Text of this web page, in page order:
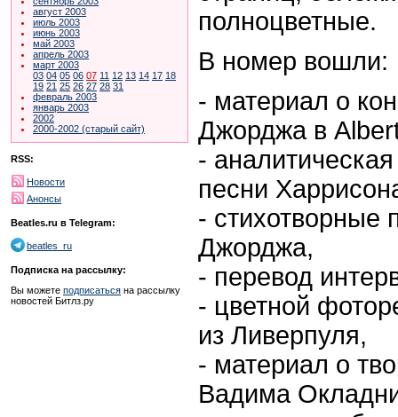
август 2003
июль 2003
июнь 2003
май 2003
апрель 2003
март 2003
03 04 05 06 07 11 12 13 14 17 18
19 21 25 26 27 28 31
февраль 2003
январь 2003
2002
2000-2002 (старый сайт)
RSS:
Новости
Анонсы
Beatles.ru в Telegram:
beatles_ru
Подписка на рассылку:
Вы можете подписаться на рассылку
новостей Битлз.ру
полноцветные.
В номер вошли:
- материал о
Джорджа в
-
песни
- стихотворные
Джорджа,
- перевод
- цветной
из Ливерпуля,
- материал о
Вадима